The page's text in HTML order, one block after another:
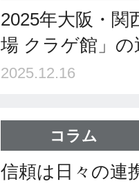
2025年大阪・関
場 クラゲ館」
2025.12.16
コラム
信頼は日々の連